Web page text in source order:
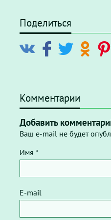
Поделиться
Комментарии
Добавить
Ваш e-mail не будет
Имя *
E-mail